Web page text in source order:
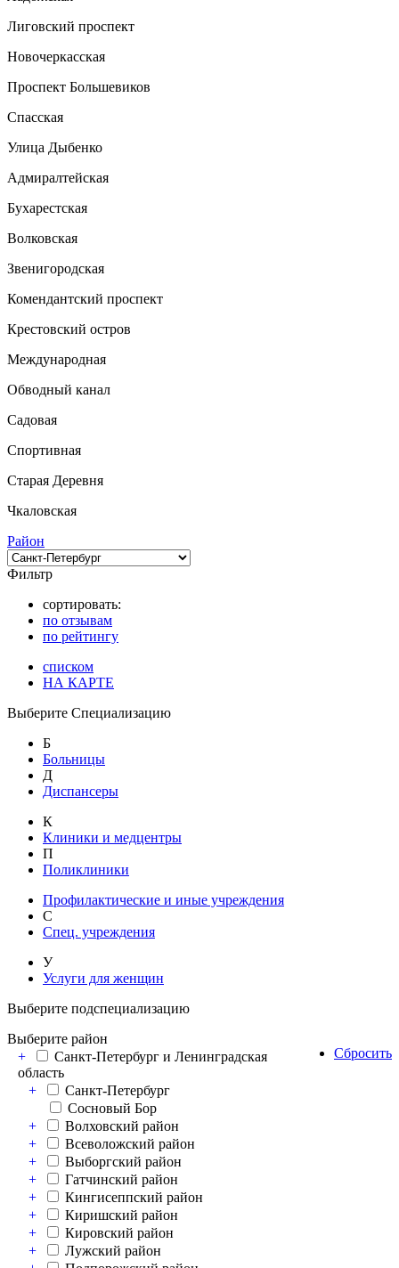
Лиговский проспект
Новочеркасская
Проспект Большевиков
Спасская
Улица Дыбенко
Адмиралтейская
Бухарестская
Волковская
Звенигородская
Комендантский проспект
Крестовский остров
Международная
Обводный канал
Садовая
Спортивная
Старая Деревня
Чкаловская
Район
Фильтр
сортировать:
по отзывам
по рейтингу
списком
НА КАРТЕ
Выберите Специализацию
Б
Больницы
Д
Диспансеры
К
Клиники и медцентры
П
Поликлиники
Профилактические и иные учреждения
С
Спец. учреждения
У
Услуги для женщин
Выберите подспециализацию
Сбросить
Выберите район
+
Санкт-Петербург и Ленинградская
область
+
Санкт-Петербург
Сосновый Бор
+
Волховский район
+
Всеволожский район
+
Выборгский район
+
Гатчинский район
+
Кингисеппский район
+
Киришский район
+
Кировский район
+
Лужский район